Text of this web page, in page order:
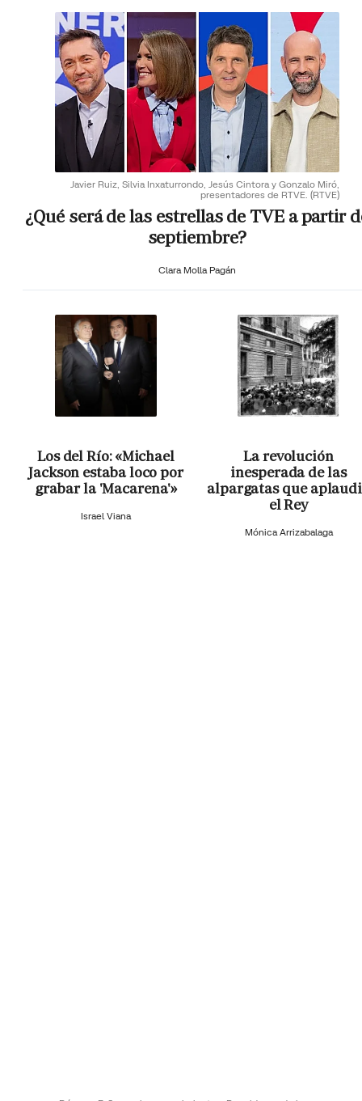
Javier Ruiz, Silvia Inxaturrondo, Jesús Cintora y Gonzalo Miró,
presentadores de RTVE. (RTVE)
¿Qué será de las estrellas de TVE a partir
septiembre?
Clara Molla Pagán
Los del Río: «Michael
Jackson estaba loco por
grabar la 'Macarena'»
Israel Viana
La revolución
inesperada de las
alpargatas que
el Rey
Mónica Arrizabalaga